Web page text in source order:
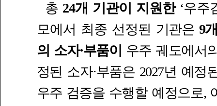
총 24개 기관이 지원한‘우주
모에서 최종 선정된 기관은 9
의 소자·부품이 우주 궤도에서
정된 소자·부품은 2027년 예정
우주 검증을 수행할 예정으로,